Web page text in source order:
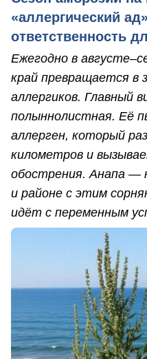
«аллергический
ответственность
Ежегодно в
край превращается в
аллергиков. Главный
полыннолистная. Её
аллерген, который
километров и
обострения. Анапа —
и районе с этим
идёт с переменным